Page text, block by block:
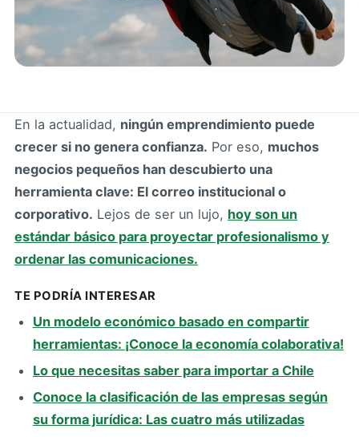
En la actualidad, ningún emprendimiento puede
crecer si no genera confianza. Por eso, muchos
negocios pequeños han descubierto una
herramienta clave: El correo institucional o
corporativo. Lejos de ser un lujo, hoy son un
estándar básico para proyectar profesionalismo y
ordenar las comunicaciones.
TE PODRÍA INTERESAR
Un modelo económico basado en compartir
herramientas: ¡Conoce la economía colaborativa!
Lo que necesitas saber para importar a Chile
Conoce la clasificación de las empresas según
su forma jurídica: Las cuatro más utilizadas